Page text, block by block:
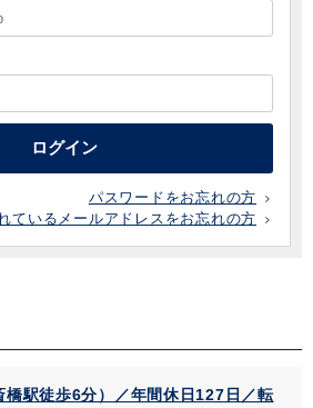
ログイン
パスワードをお忘れの方
ているメールアドレスをお忘れの方
橋駅徒歩6分）／年間休日127日／転